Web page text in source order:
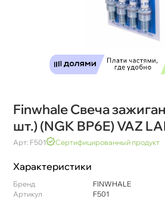
Finwhale Свеча
шт.) (NGK BP6E) VAZ
Арт: F501 Сертифицированный продукт
Характеристики
Бренд
FINWHALE
Артикул
F501